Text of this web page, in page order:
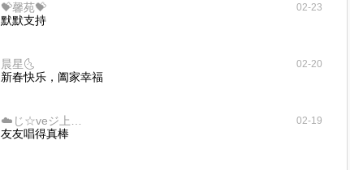
💝馨苑💝 02-23
默默支持
晨星🌜 02-20
新春快乐，阖家幸福
02-19
友友唱得真棒